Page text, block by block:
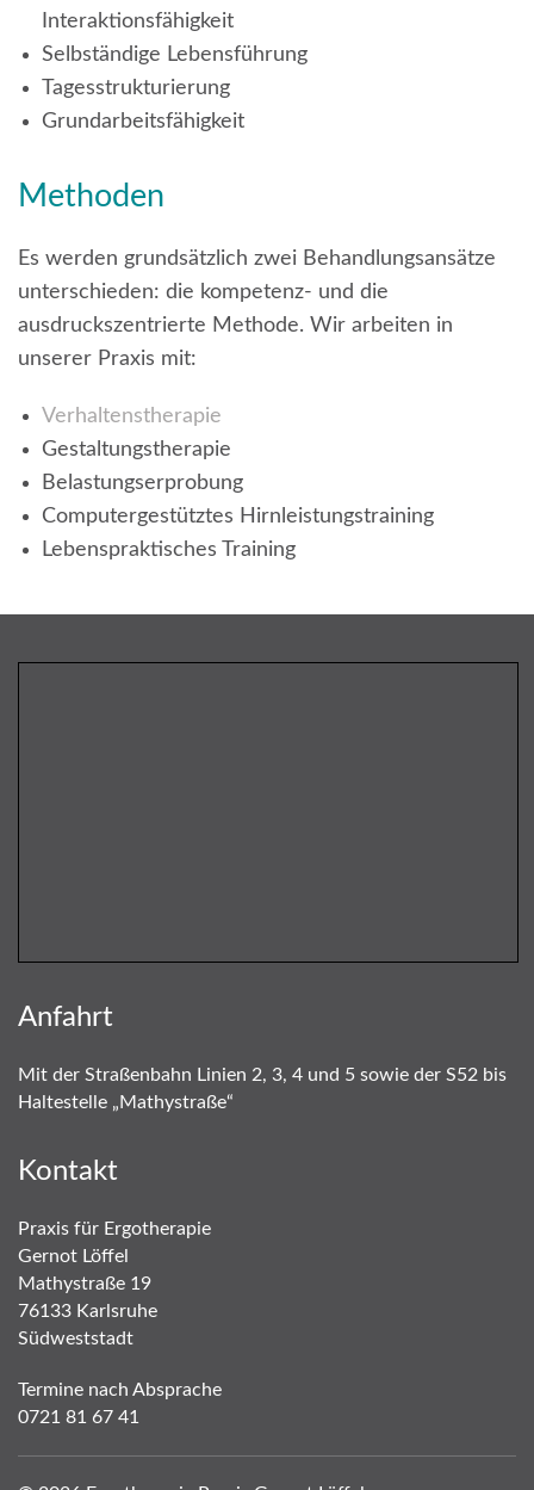
Interaktionsfähigkeit
Selbständige Lebensführung
Tagesstrukturierung
Grundarbeitsfähigkeit
Methoden
Es werden grundsätzlich zwei Behandlungsansätze
unterschieden: die kompetenz- und die
ausdruckszentrierte Methode. Wir arbeiten in
unserer Praxis mit:
Verhaltenstherapie
Gestaltungstherapie
Belastungserprobung
Computergestütztes Hirnleistungstraining
Lebenspraktisches Training
Anfahrt
Mit der Straßenbahn Linien 2, 3, 4 und 5 sowie der S52 bis
Haltestelle „Mathystraße“
Kontakt
Praxis für Ergotherapie
Gernot Löffel
Mathystraße 19
76133 Karlsruhe
Südweststadt
Termine nach Absprache
0721 81 67 41